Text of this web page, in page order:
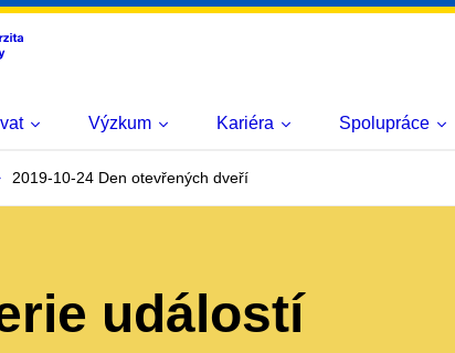
Výzkum Kariéra Spolupráce
2019-10-24 Den otevřených dveří
událostí